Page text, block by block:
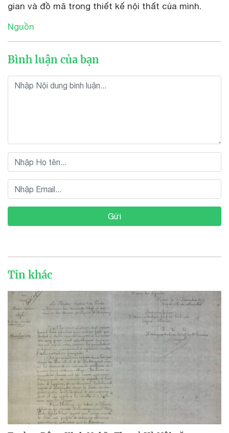
gian và đồ mã trong thiết kế nội thất của mình.
Nguồn
Bình luận của bạn
Gửi
Tin khác